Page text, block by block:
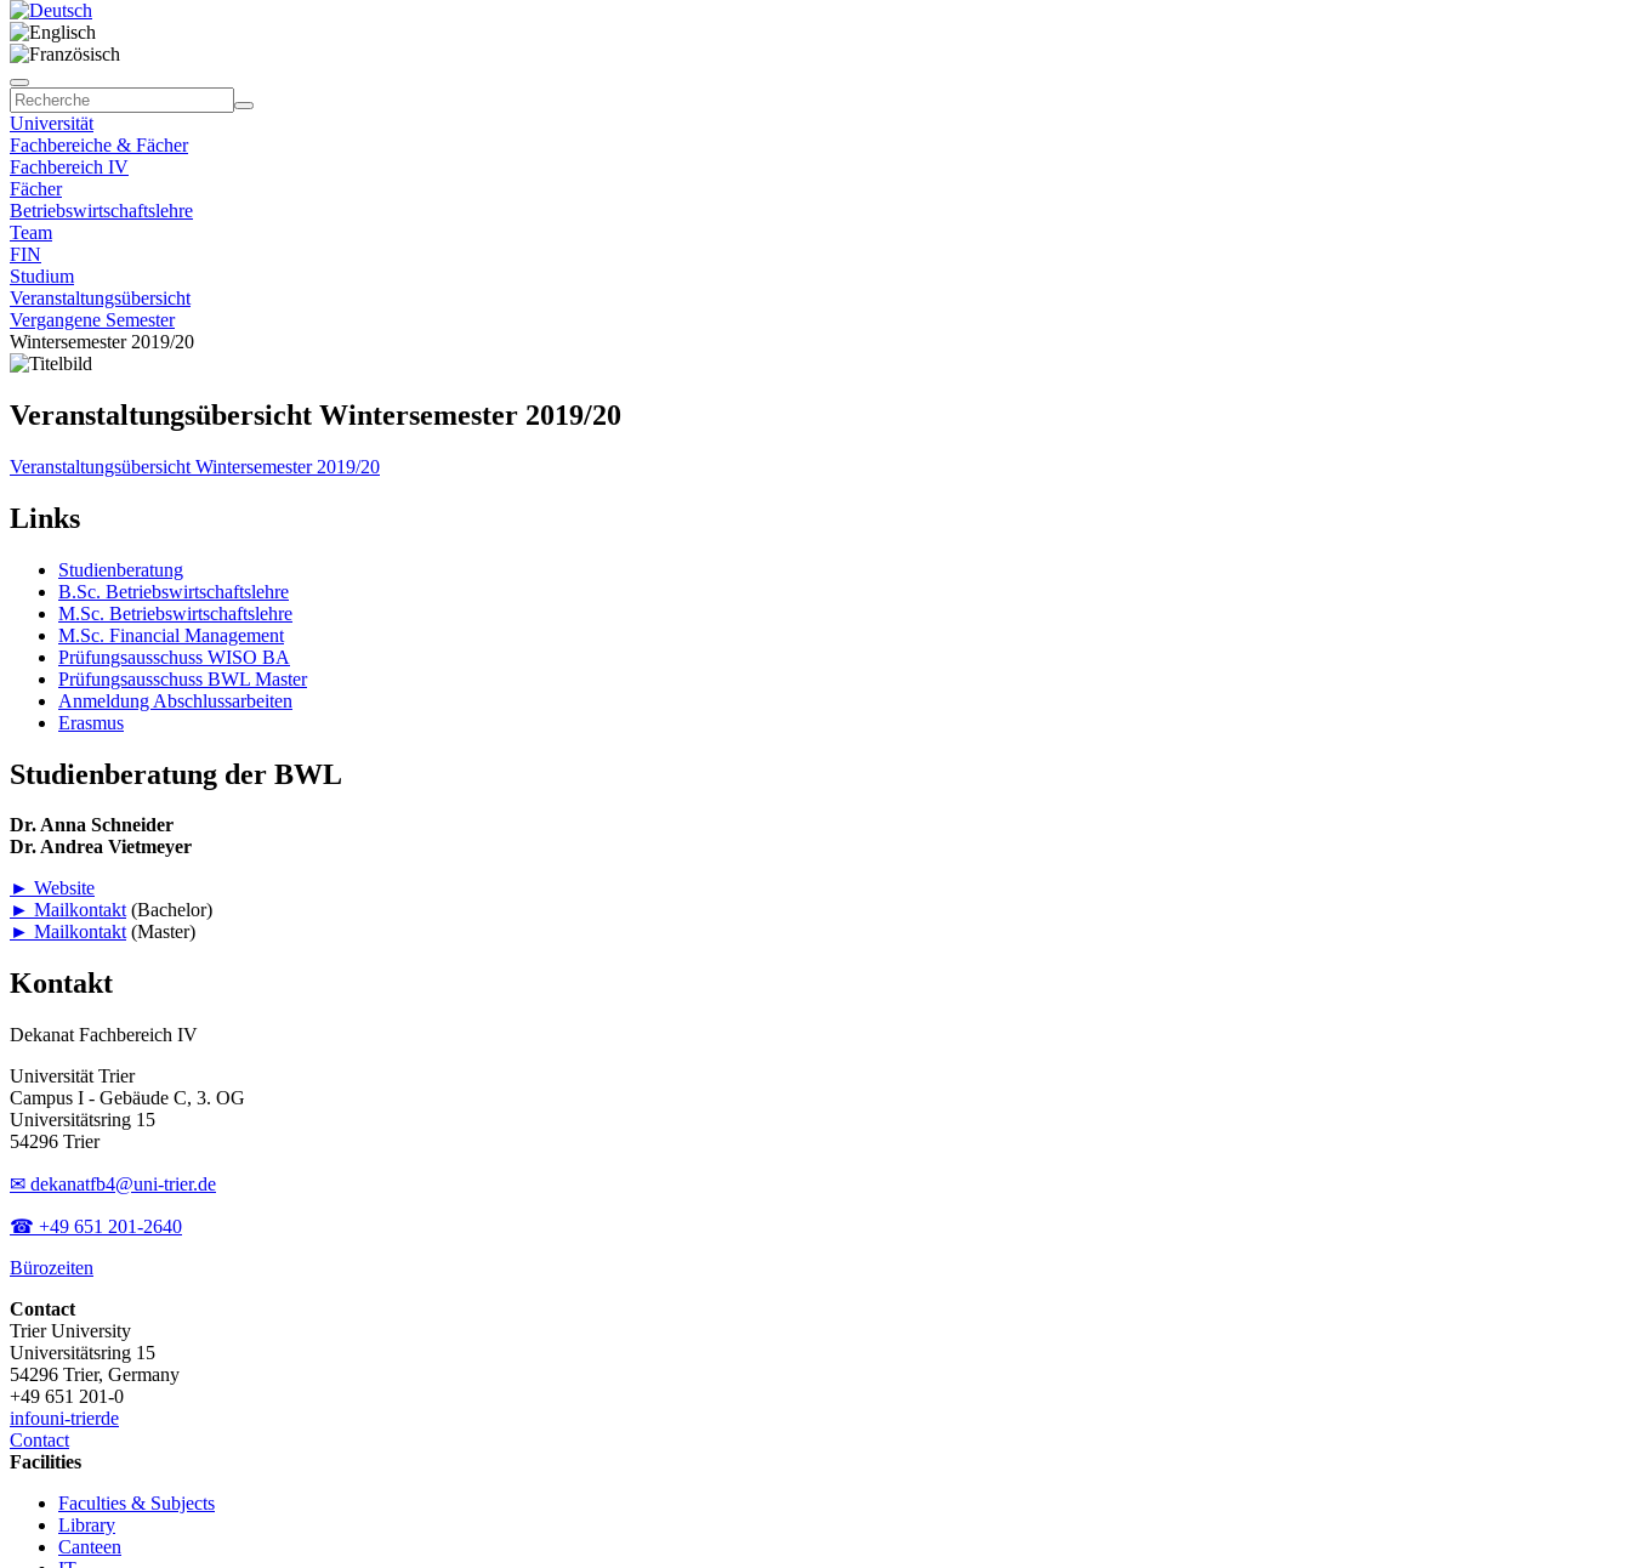
Universität
Fachbereiche & Fächer
Fachbereich IV
Fächer
Betriebswirtschaftslehre
Team
FIN
Studium
Veranstaltungsübersicht
Vergangene Semester
Wintersemester 2019/20
Veranstaltungsübersicht Wintersemester 2019/20
Veranstaltungsübersicht Wintersemester 2019/20
Links
Studienberatung
B.Sc. Betriebswirtschaftslehre
M.Sc. Betriebswirtschaftslehre
M.Sc. Financial Management
Prüfungsausschuss WISO BA
Prüfungsausschuss BWL Master
Anmeldung Abschlussarbeiten
Erasmus
Studienberatung der BWL
Dr. Anna Schneider
Dr. Andrea Vietmeyer
► Website
► Mailkontakt(Bachelor)
► Mailkontakt(Master)
Kontakt
Dekanat Fachbereich IV
Universität Trier
Campus I - Gebäude C, 3. OG
Universitätsring 15
54296 Trier
✉ dekanatfb4@uni-trier.de
☎ +49 651 201-2640
Bürozeiten
Contact
Trier University
Universitätsring 15
54296 Trier, Germany
+49 651 201-0
infouni-trierde
Contact
Facilities
Faculties & Subjects
Library
Canteen